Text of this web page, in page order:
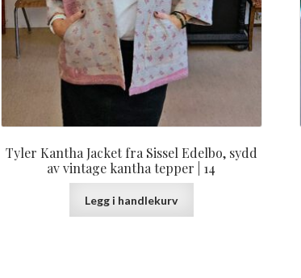
Tyler Kantha Jacket fra Sissel Edelbo, sydd
av vintage kantha tepper | 14
Legg i handlekurv